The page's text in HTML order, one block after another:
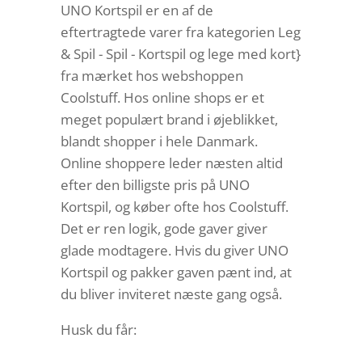
UNO Kortspil er en af de
eftertragtede varer fra kategorien Leg
& Spil - Spil - Kortspil og lege med kort}
fra mærket hos webshoppen
Coolstuff. Hos online shops er et
meget populært brand i øjeblikket,
blandt shopper i hele Danmark.
Online shoppere leder næsten altid
efter den billigste pris på UNO
Kortspil, og køber ofte hos Coolstuff.
Det er ren logik, gode gaver giver
glade modtagere. Hvis du giver UNO
Kortspil og pakker gaven pænt ind, at
du bliver inviteret næste gang også.
Husk du får: